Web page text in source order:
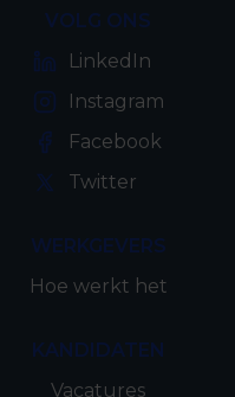
VOLG ONS
LinkedIn
Instagram
Facebook
Twitter
WERKGEVERS
Hoe werkt het
KANDIDATEN
Vacatures